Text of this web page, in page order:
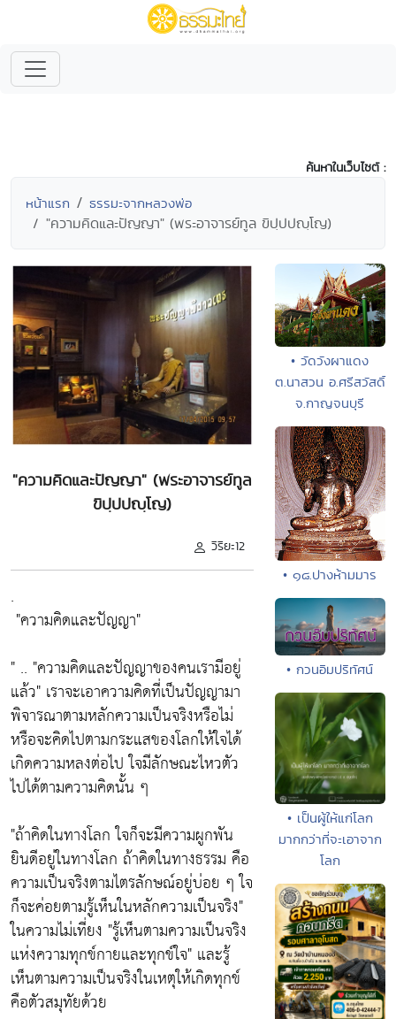
ค้นหาในเว็บไซต์ :
หน้าแรก ธรรมะจากหลวงพ่อ
"ความคิดและปัญญา" (พระอาจารย์ทูล ขิปฺปปญฺโญ)
"ความคิดและปัญญา" (พระอาจารย์ทูล
ขิปฺปปญฺโญ)
วิริยะ12
.
"ความคิดและปัญญา"
" .. "ความคิดและปัญญาของคนเรามีอยู่
แล้ว" เราจะเอาความคิดที่เป็นปัญญามา
พิจารณาตามหลักความเป็นจริงหรือไม่
หรือจะคิดไปตามกระแสของโลกให้ใจได้
เกิดความหลงต่อไป ใจมีลักษณะไหวตัว
ไปได้ตามความคิดนั้น ๆ
"ถ้าคิดในทางโลก ใจก็จะมีความผูกพัน
ยินดีอยู่ในทางโลก ถ้าคิดในทางธรรม คือ
ความเป็นจริงตามไตรลักษณ์อยู่บ่อย ๆ ใจ
ก็จะค่อยตามรู้เห็นในหลักความเป็นจริง"
ในความไม่เที่ยง "รู้เห็นตามความเป็นจริง
แห่งความทุกข์กายและทุกข์ใจ" และรู้
เห็นตามความเป็นจริงในเหตุให้เกิดทุกข์
คือตัวสมุทัยด้วย
• วัดวังผาแดง
ต.นาสวน อ.ศรีสวัสดิ์
จ.กาญจนบุรี
• ๑๘.ปางห้ามมาร
• กวนอิมปริทัศน์
• เป็นผู้ให้แก่โลก
มากกว่าที่จะเอาจาก
โลก